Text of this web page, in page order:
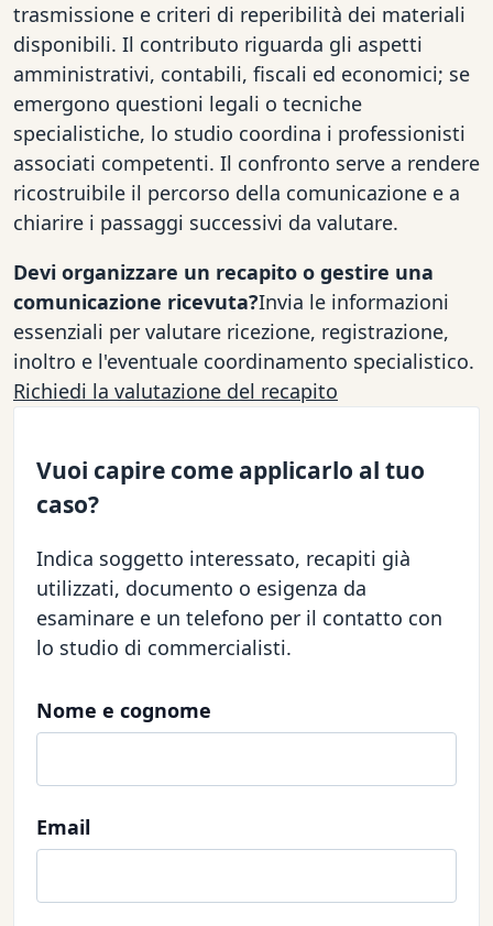
trasmissione e criteri di reperibilità dei materiali
disponibili. Il contributo riguarda gli aspetti
amministrativi, contabili, fiscali ed economici; se
emergono questioni legali o tecniche
specialistiche, lo studio coordina i professionisti
associati competenti. Il confronto serve a rendere
ricostruibile il percorso della comunicazione e a
chiarire i passaggi successivi da valutare.
Devi organizzare un recapito o gestire una
comunicazione ricevuta?Invia le informazioni
essenziali per valutare ricezione, registrazione,
inoltro e l'eventuale coordinamento specialistico.
Richiedi la valutazione del recapito
Vuoi capire come applicarlo al tuo
caso?
Indica soggetto interessato, recapiti già
utilizzati, documento o esigenza da
esaminare e un telefono per il contatto con
lo studio di commercialisti.
Nome e cognome
Email